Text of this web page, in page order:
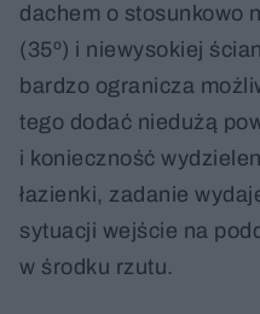
dachem o stosunkowo
(35º) i niewysokiej
bardzo ogranicza
tego dodać niedużą
i konieczność
łazienki, zadanie
sytuacji wejście na
w środku rzutu.